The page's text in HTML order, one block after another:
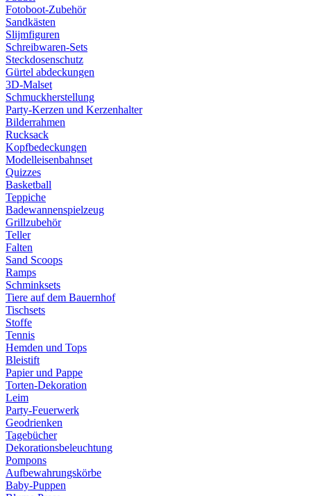
Fotoboot-Zubehör
Sandkästen
Slijmfiguren
Schreibwaren-Sets
Steckdosenschutz
Gürtel abdeckungen
3D-Malset
Schmuckherstellung
Party-Kerzen und Kerzenhalter
Bilderrahmen
Rucksack
Kopfbedeckungen
Modelleisenbahnset
Quizzes
Basketball
Teppiche
Badewannenspielzeug
Grillzubehör
Teller
Falten
Sand Scoops
Ramps
Schminksets
Tiere auf dem Bauernhof
Tischsets
Stoffe
Tennis
Hemden und Tops
Bleistift
Papier und Pappe
Torten-Dekoration
Leim
Party-Feuerwerk
Geodrienken
Tagebücher
Dekorationsbeleuchtung
Pompons
Aufbewahrungskörbe
Baby-Puppen